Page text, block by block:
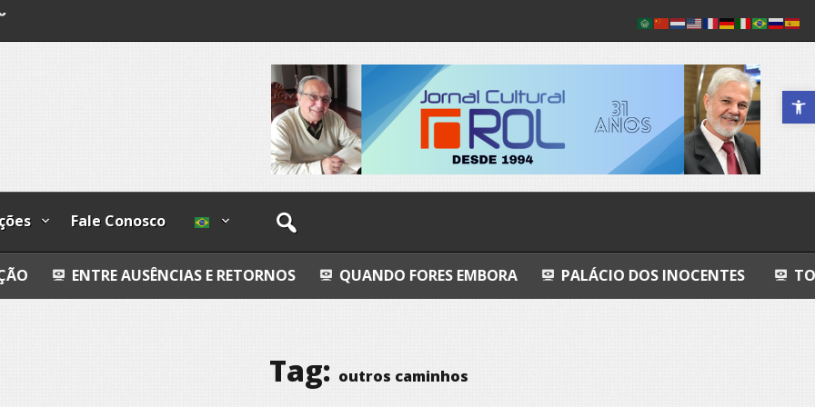
Abrir a
Fale Conosco
AUSÊNCIAS E RETORNOS QUANDO FORES EMBORA PALÁCIO DOS INOCENTES TODO AZUL
Tag: outros caminhos